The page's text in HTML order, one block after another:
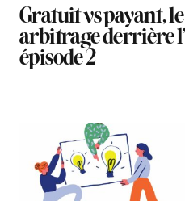
Gratuit vs payant,
arbitrage derrière
épisode 2